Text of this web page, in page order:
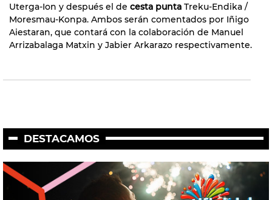
Uterga-Ion y después el de cesta punta Treku-Endika /
Moresmau-Konpa. Ambos serán comentados por Iñigo
Aiestaran, que contará con la colaboración de Manuel
Arrizabalaga Matxin y Jabier Arkarazo respectivamente.
DESTACAMOS